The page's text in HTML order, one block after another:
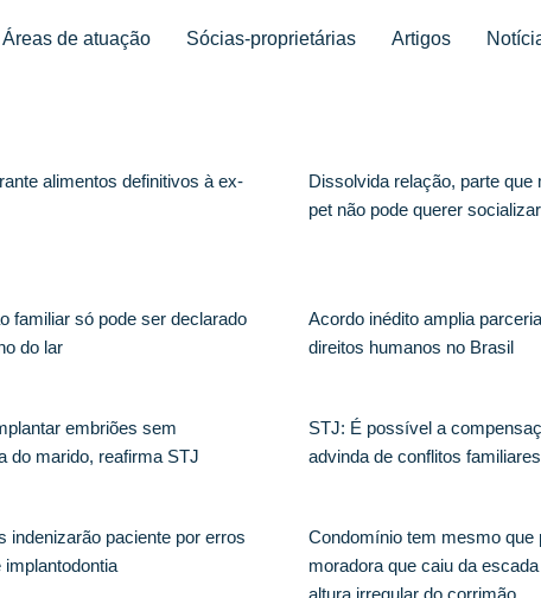
Áreas de atuação Sócias-proprietárias Artigos
alimentos definitivos à ex-
Dissolvida relação, parte que
pet não pode querer
familiar só pode ser declarado
do lar
Acordo inédito amplia
direitos humanos no Brasil
embriões sem
do marido, reafirma STJ
STJ: É possível a
advinda de conflitos familiares
indenizarão paciente por erros
Condomínio tem mesmo que
moradora que caiu da
altura irregular do corrimão